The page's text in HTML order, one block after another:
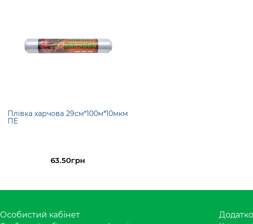
Плівка харчова 29см*100м*10мкм
ПЕ
63.50грн
Особистий кабінет